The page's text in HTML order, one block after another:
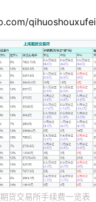
qihuoshouxufei
期货交易所手续费一览表